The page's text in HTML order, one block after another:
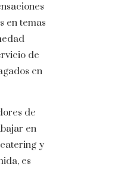
en temas
de
en
de
en
y
es